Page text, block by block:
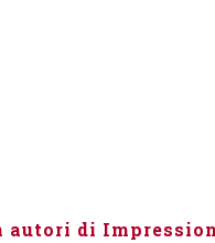
autori di